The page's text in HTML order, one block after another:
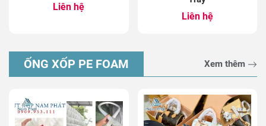
Liên hệ
Liên hệ
ỐNG XỐP PE FOAM Xem thêm